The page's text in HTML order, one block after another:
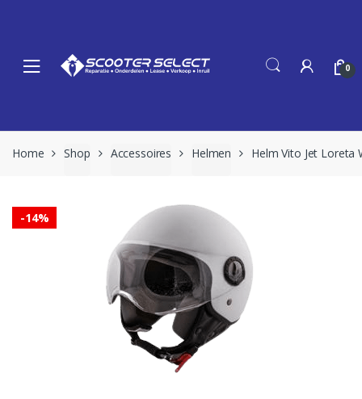
0
Home Shop Accessoires Helmen Helm Vito Jet Loreta
-14%